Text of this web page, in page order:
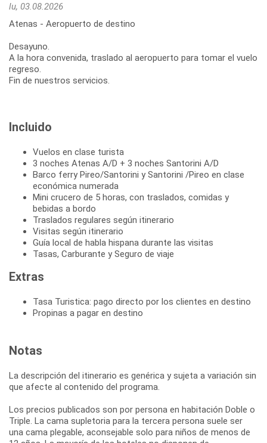
lu, 03.08.2026
Atenas - Aeropuerto de destino
Desayuno.
A la hora convenida, traslado al aeropuerto para tomar el vuelo
regreso.
Fin de nuestros servicios.
Incluido
Vuelos en clase turista
3 noches Atenas A/D + 3 noches Santorini A/D
Barco ferry Pireo/Santorini y Santorini /Pireo en clase
económica numerada
Mini crucero de 5 horas, con traslados, comidas y
bebidas a bordo
Traslados regulares según itinerario
Visitas según itinerario
Guía local de habla hispana durante las visitas
Tasas, Carburante y Seguro de viaje
Extras
Tasa Turistica: pago directo por los clientes en destino
Propinas a pagar en destino
Notas
La descripción del itinerario es genérica y sujeta a variación sin
que afecte al contenido del programa.
Los precios publicados son por persona en habitación Doble o
Triple. La cama supletoria para la tercera persona suele ser
una cama plegable, aconsejable solo para niños de menos de